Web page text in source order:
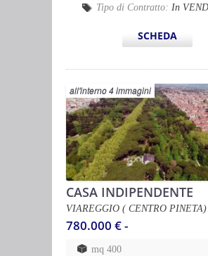
Tipo di Contratto: In
SCHEDA
all'interno 4 immagini
CASA INDIPENDENTE
VIAREGGIO ( CENTRO PINETA)
780.000 € -
mq 400